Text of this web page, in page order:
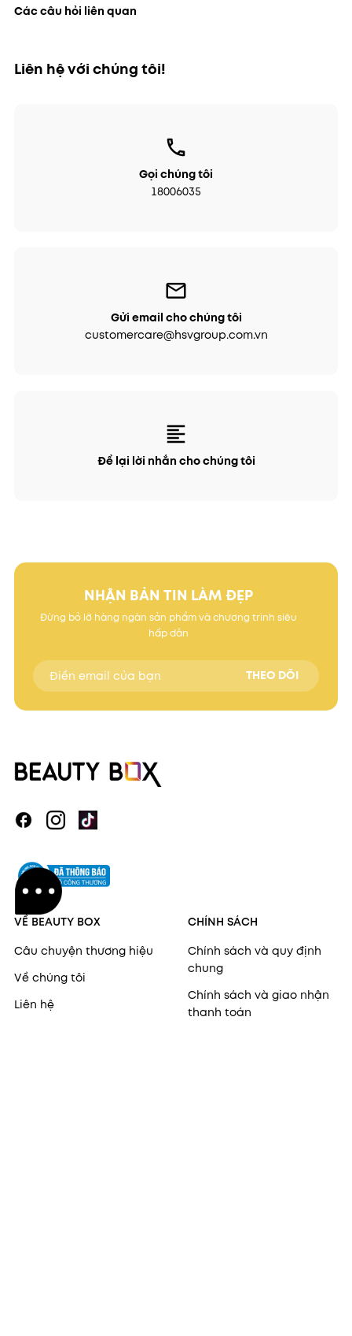
Các câu hỏi liên quan
Liên hệ với chúng tôi!
Gọi chúng tôi
18006035
Gửi email cho chúng tôi
customercare@hsvgroup.com.vn
Để lại lời nhắn cho chúng tôi
NHẬN BẢN TIN LÀM ĐẸP
Đừng bỏ lỡ hàng ngàn sản phẩm và chương trình siêu
hấp dẫn
THEO DÕI
VỀ BEAUTY BOX
Câu chuyện thương hiệu
Về chúng tôi
Liên hệ
CHÍNH SÁCH
Chính sách và quy định
chung
Chính sách và giao nhận
thanh toán